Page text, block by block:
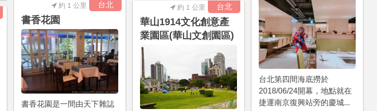
台北第四間海底撈於
2018/06/24開幕，地點就在
捷運南京復興站旁的慶城...
台北
書香花園
約 1 公里
書香花園是一間由天下雜誌
台北
華山1914文化創意產
業園區(華山文創園區)
約 1 公里